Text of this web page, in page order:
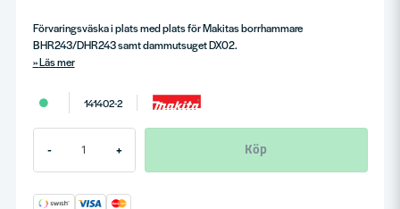
Förvaringsväska i plats med plats för Makitas borrhammare
BHR243/DHR243 samt dammutsuget DX02.
Läs mer
141402-2
- + Köp